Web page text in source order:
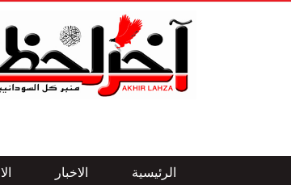
الرئيسية الاخبار